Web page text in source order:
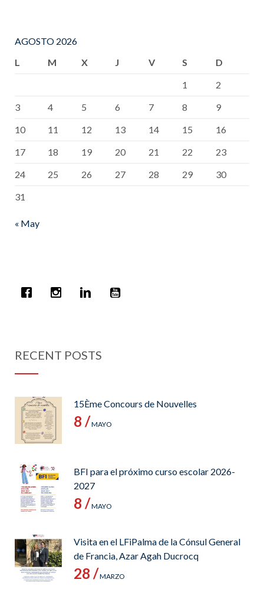
AGOSTO 2026
L
M X J V S
D
1
2
3
4 5 6 7 8
9
10
11 12 13 14 15
16
17
18 19 20 21 22
23
24
25 26 27 28 29
30
31
« May
RECENT POSTS
15Ème Concours de Nouvelles
8 /MAYO
BFI para el próximo curso escolar 2026-
2027
8 /MAYO
Visita en el LFiPalma de la Cónsul General
de Francia, Azar Agah Ducrocq
28 /MARZO